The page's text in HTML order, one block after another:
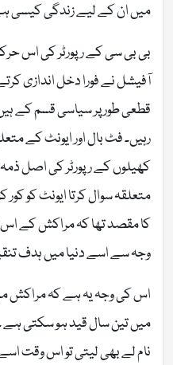
میں ان کے لیے زندگی کیسی
بی بی سی کے رپورٹر کی اس
آفیشل نے فورا دخل اندازی
قطعی طور پر سیاسی قسم کے
رہیں۔ فٹ بال اور ایونٹ کے
کھیلوں کے رپورٹر کی اصل
متعلقہ سوال کرتا ایونٹ کو
کا مقصد تھا کہ مراکش کے
وجہ سے اسے دنیا میں ہدف
اس کی وجہ یہ ہے کہ مراکش
میں تین سال قید ہو سکتی ہے
نام لے بھی لیتی تو اس وقت